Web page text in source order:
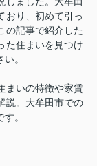
おり、初めて引っ
の記事で紹介した
た住まいを見つけ
。
まいの特徴や家賃
説。大牟田市での
。